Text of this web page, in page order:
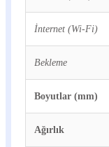
İnternet (Wi-Fi)
Bekleme
Boyutlar (mm)
Ağırlık